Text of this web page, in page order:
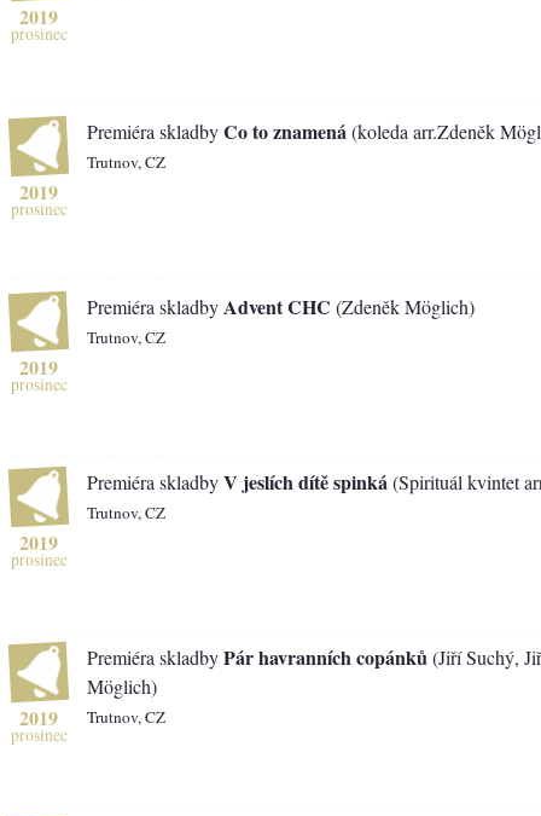
2019
prosinec
2019
prosinec
Premiéra skladbyCo to znamená (koleda arr.Zdeněk
Trutnov, CZ
2019
prosinec
Premiéra skladby Advent CHC (Zdeněk Möglich)
Trutnov, CZ
2019
prosinec
Premiéra skladbyV jeslích dítě spinká (Spirituál kvintet
Trutnov, CZ
2019
prosinec
Premiéra skladbyPár havranních copánků (Jiří Suchý,
Möglich)
Trutnov, CZ